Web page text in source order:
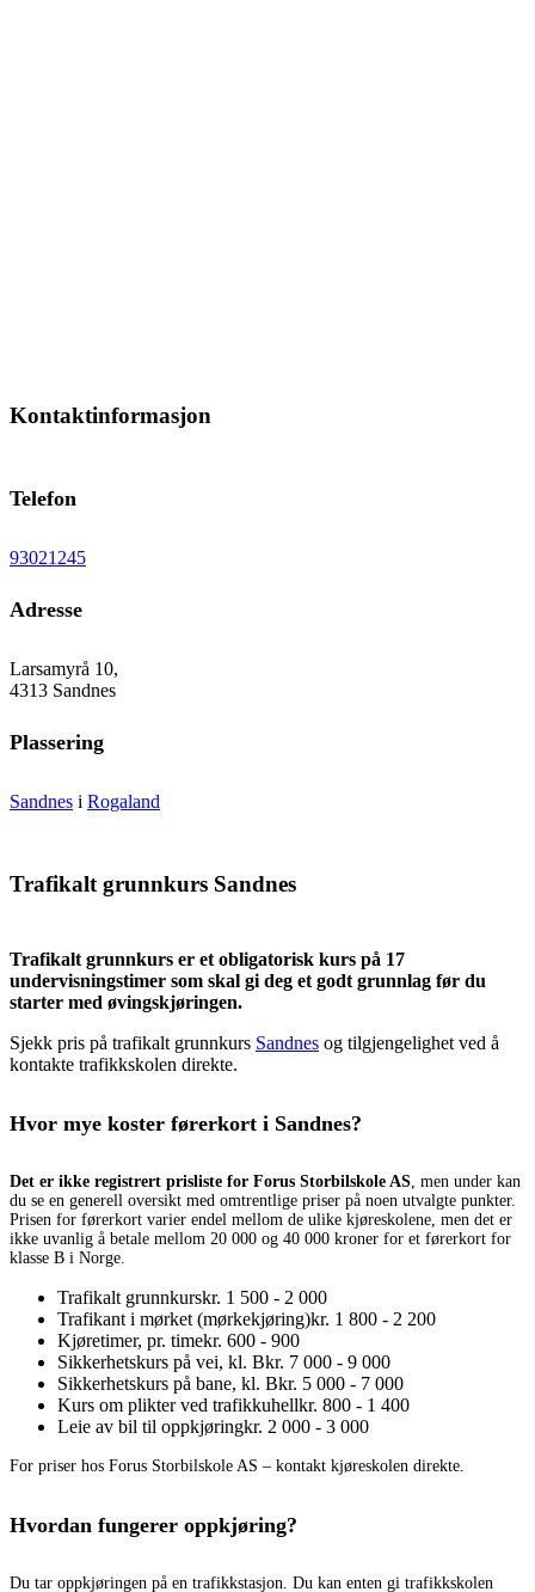
Kontaktinformasjon
Telefon
93021245
Adresse
Larsamyrå 10,
4313 Sandnes
Plassering
Sandnes i Rogaland
Trafikalt grunnkurs Sandnes
Trafikalt grunnkurs er et obligatorisk kurs på 17
undervisningstimer som skal gi deg et godt grunnlag før du
starter med øvingskjøringen.
Sjekk pris på trafikalt grunnkurs Sandnes og tilgjengelighet ved å
kontakte trafikkskolen direkte.
Hvor mye koster førerkort i Sandnes?
Det er ikke registrert prisliste for Forus Storbilskole AS, men under kan
du se en generell oversikt med omtrentlige priser på noen utvalgte punkter.
Prisen for førerkort varier endel mellom de ulike kjøreskolene, men det er
ikke uvanlig å betale mellom 20 000 og 40 000 kroner for et førerkort for
klasse B i Norge.
Trafikalt grunnkurskr. 1 500 - 2 000
Trafikant i mørket (mørkekjøring)kr. 1 800 - 2 200
Kjøretimer, pr. timekr. 600 - 900
Sikkerhetskurs på vei, kl. Bkr. 7 000 - 9 000
Sikkerhetskurs på bane, kl. Bkr. 5 000 - 7 000
Kurs om plikter ved trafikkuhellkr. 800 - 1 400
Leie av bil til oppkjøringkr. 2 000 - 3 000
For priser hos Forus Storbilskole AS – kontakt kjøreskolen direkte.
Hvordan fungerer oppkjøring?
Du tar oppkjøringen på en trafikkstasjon. Du kan enten gi trafikkskolen